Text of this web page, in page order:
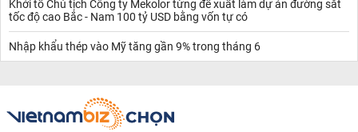
Khởi tố Chủ tịch Công ty Mekolor từng đề xuất làm dự án đường sắt
tốc độ cao Bắc - Nam 100 tỷ USD bằng vốn tự có
Nhập khẩu thép vào Mỹ tăng gần 9% trong tháng 6